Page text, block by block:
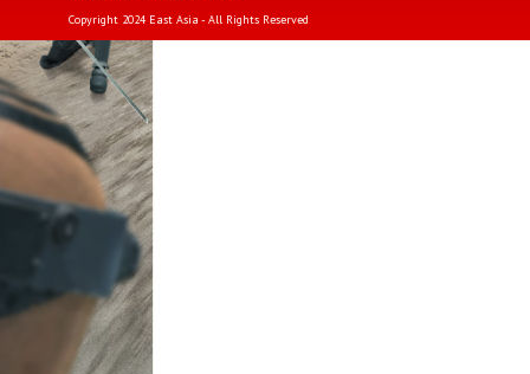
Copyright 2024 East Asia - All Rights Reserved